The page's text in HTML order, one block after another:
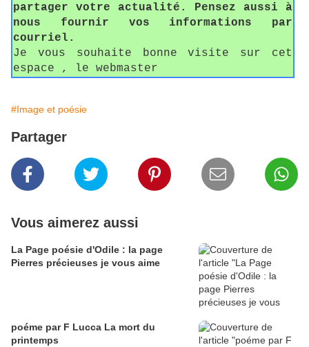
partager votre actualité. Pensez aussi à
nous fournir vos informations par
courriel.
Je vous souhaite bonne visite sur cet
espace , le webmaster
#Image et poésie
Partager
Vous aimerez aussi
La Page poésie d'Odile : la page
Pierres précieuses je vous aime
poéme par F Lucca La mort du
printemps